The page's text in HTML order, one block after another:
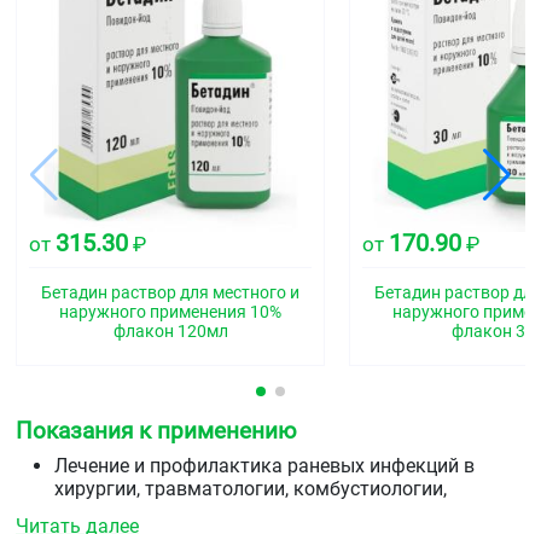
от 315.30 ₽
Бетадин раствор для местного и
наружного применения 10%
флакон 120мл
от 170.90 ₽
Бетадин раствор
наружного
флакон
Показания к применению
Лечение и профилактика раневых инфекций в
хирургии, травматологии, комбустиологии,
Читать далее